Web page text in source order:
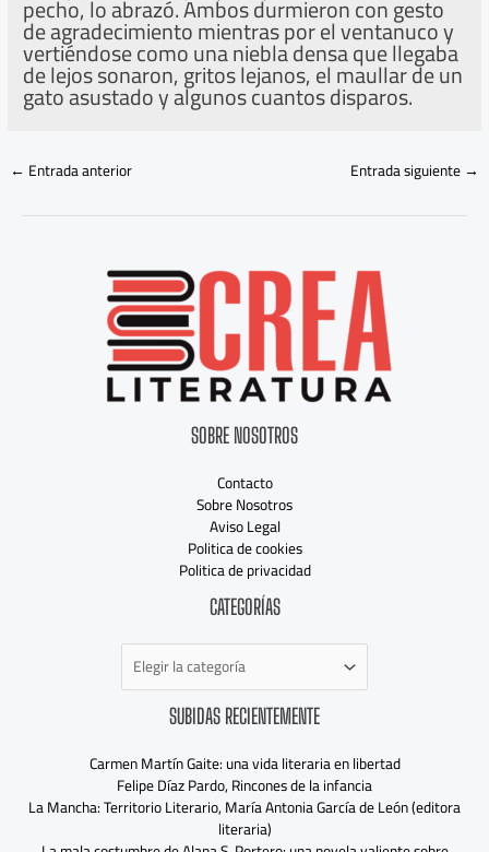
pecho, lo abrazó. Ambos durmieron con gesto
de agradecimiento mientras por el ventanuco y
vertiéndose como una niebla densa que llegaba
de lejos sonaron, gritos lejanos, el maullar de un
gato asustado y algunos cuantos disparos.
← Entrada anterior Entrada siguiente→
SOBRE NOSOTROS
Contacto
Sobre Nosotros
Aviso Legal
Politica de cookies
Politica de privacidad
CATEGORÍAS
SUBIDAS RECIENTEMENTE
Carmen Martín Gaite: una vida literaria en libertad
Felipe Díaz Pardo, Rincones de la infancia
La Mancha: Territorio Literario, María Antonia García de León (editora
literaria)